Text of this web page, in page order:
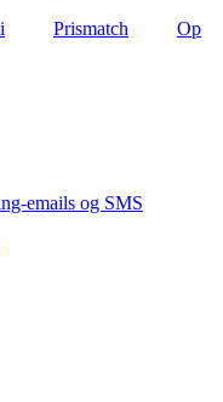
Prismatch
Op
emails og SMS